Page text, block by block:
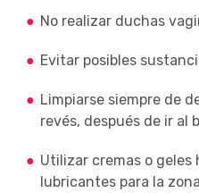
No realizar duchas
Evitar posibles
Limpiarse siempre de
revés, después de ir al
Utilizar cremas o
lubricantes para la